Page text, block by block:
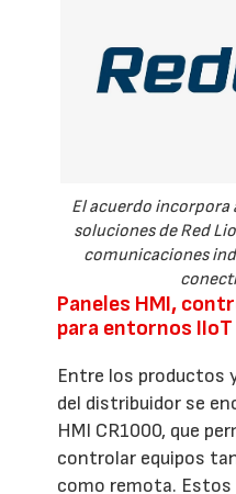
El acuerdo incorpora
soluciones de Red
comunicaciones
Paneles HMI,
para entornos IIoT
Entre los productos
del distribuidor se
HMI CR1000, que
controlar equipos
como remota.